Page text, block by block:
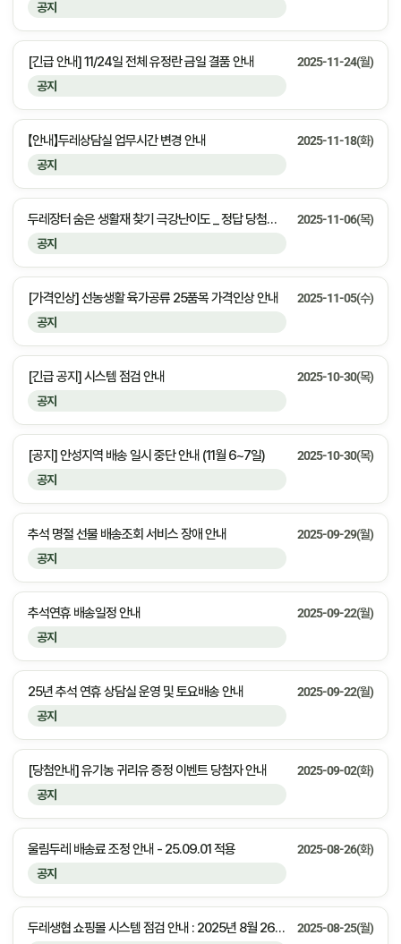
공지
공지
[긴급 안내] 11/24일 전체 유정란 금일 결품 안내 2025-11-24(월)
공지
【안내】두레상담실 업무시간 변경 안내 2025-11-18(화)
공지
두레장터 숨은 생활재 찾기 극강난이도 _ 정답 당첨자 안내 2025-11-06(목)
공지
[가격인상] 선농생활 육가공류 25품목 가격인상 안내 2025-11-05(수)
공지
[긴급 공지] 시스템 점검 안내 2025-10-30(목)
공지
[공지] 안성지역 배송 일시 중단 안내 (11월 6~7일) 2025-10-30(목)
공지
추석 명절 선물 배송조회 서비스 장애 안내 2025-09-29(월)
공지
추석연휴 배송일정 안내 2025-09-22(월)
공지
25년 추석 연휴 상담실 운영 및 토요배송 안내 2025-09-22(월)
공지
[당첨안내] 유기농 귀리유 증정 이벤트 당첨자 안내 2025-09-02(화)
공지
울림두레 배송료 조정 안내 - 25.09.01 적용 2025-08-26(화)
두레생협 쇼핑몰 시스템 점검 안내 : 2025년 8월 26일(화) 23:00 ~ 익일 01:00 (약 2시간) 2025-08-25(월)